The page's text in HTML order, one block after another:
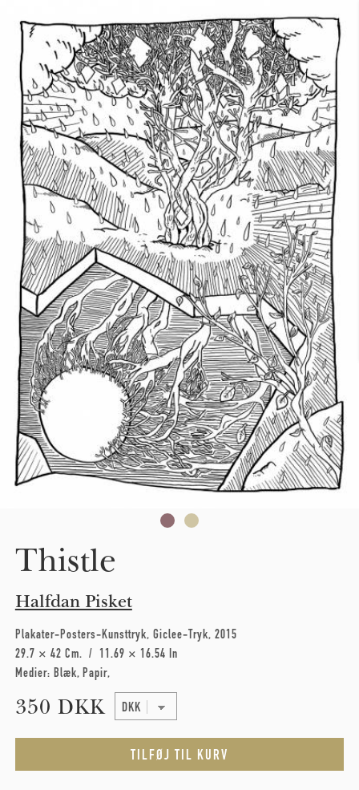
Thistle
Halfdan Pisket
Plakater-Posters-Kunsttryk Giclee-Tryk 2015
29.7 × 42 Cm
11.69 × 16.54 In
Medier: Blæk Papir
350 DKK